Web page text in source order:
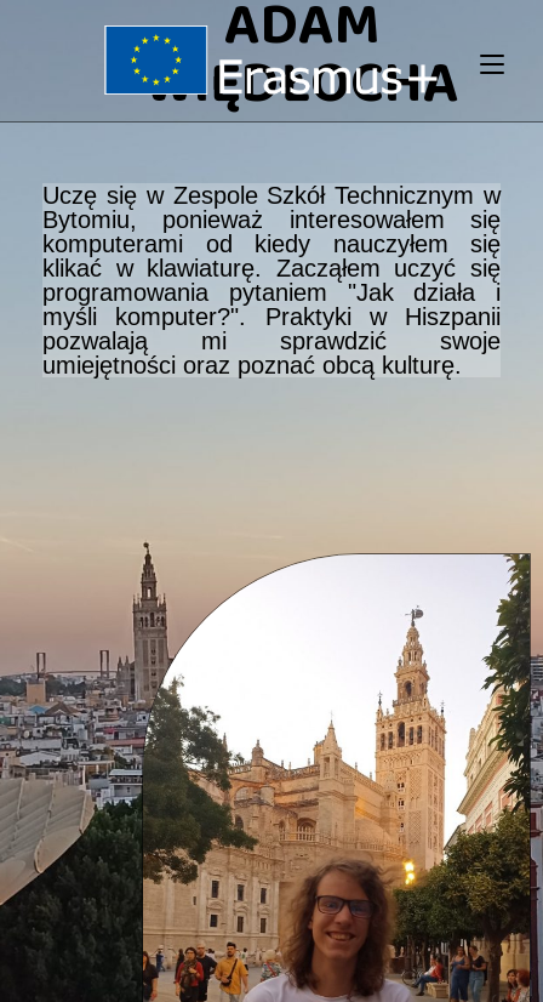
ADAM
WIĘDŁOCHA
Uczę się w Zespole Szkół Technicznym w
Bytomiu, ponieważ interesowałem się
komputerami od kiedy nauczyłem się
klikać w klawiaturę. Zacząłem uczyć się
programowania pytaniem "Jak działa i
myśli komputer?". Praktyki w Hiszpanii
pozwalają mi sprawdzić swoje
umiejętności oraz poznać obcą kulturę.